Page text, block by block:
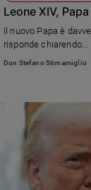
Leone XIV,
Il nuovo Papa è
risponde
Don Stefano Stimamiglio